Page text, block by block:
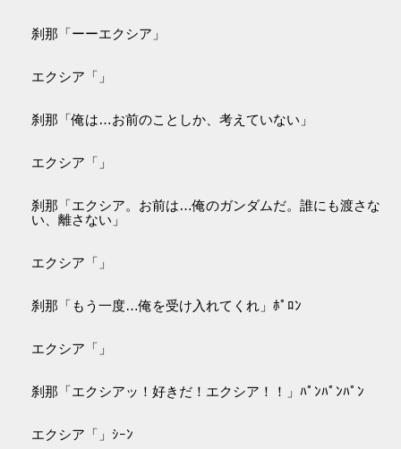
刹那「ーーエクシア」
エクシア「」
刹那「俺は…お前のことしか、考えていない」
エクシア「」
刹那「エクシア。お前は…俺のガンダムだ。誰にも渡さな
い、離さない」
エクシア「」
刹那「もう一度…俺を受け入れてくれ」ﾎﾟﾛﾝ
エクシア「」
刹那「エクシアッ！好きだ！エクシア！！」ﾊﾟﾝﾊﾟﾝﾊﾟﾝ
エクシア「」ｼｰﾝ